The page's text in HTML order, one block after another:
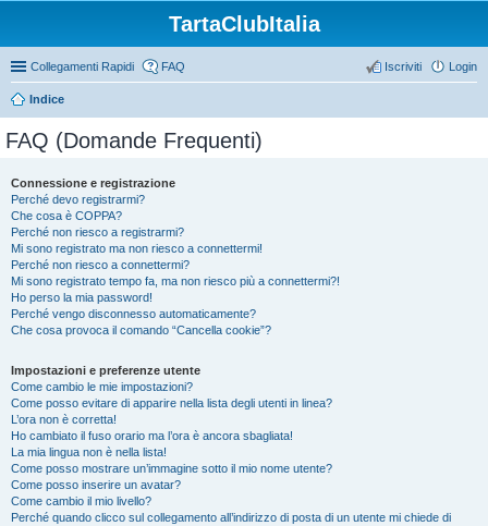
TartaClubItalia
Collegamenti Rapidi FAQ Login
Iscriviti
Indice
FAQ (Domande Frequenti)
Connessione e registrazione
Perché devo registrarmi?
Che cosa è COPPA?
Perché non riesco a registrarmi?
Mi sono registrato ma non riesco a connettermi!
Perché non riesco a connettermi?
Mi sono registrato tempo fa, ma non riesco più a connettermi?!
Ho perso la mia password!
Perché vengo disconnesso automaticamente?
Che cosa provoca il comando “Cancella cookie”?
Impostazioni e preferenze utente
Come cambio le mie impostazioni?
Come posso evitare di apparire nella lista degli utenti in linea?
L’ora non è corretta!
Ho cambiato il fuso orario ma l’ora è ancora sbagliata!
La mia lingua non è nella lista!
Come posso mostrare un’immagine sotto il mio nome utente?
Come posso inserire un avatar?
Come cambio il mio livello?
Perché quando clicco sul collegamento all’indirizzo di posta di un utente mi chiede di